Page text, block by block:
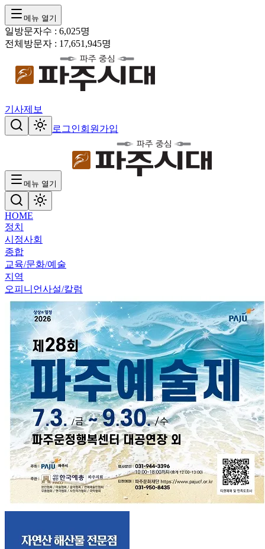
메뉴 열기
일방문자수 : 6,025명
전체방문자 : 17,651,945명
기사제보
로그인회원가입
메뉴 열기
HOME
정치
시정사회
종합
교육/문화/예술
지역
오피니언사설/칼럼